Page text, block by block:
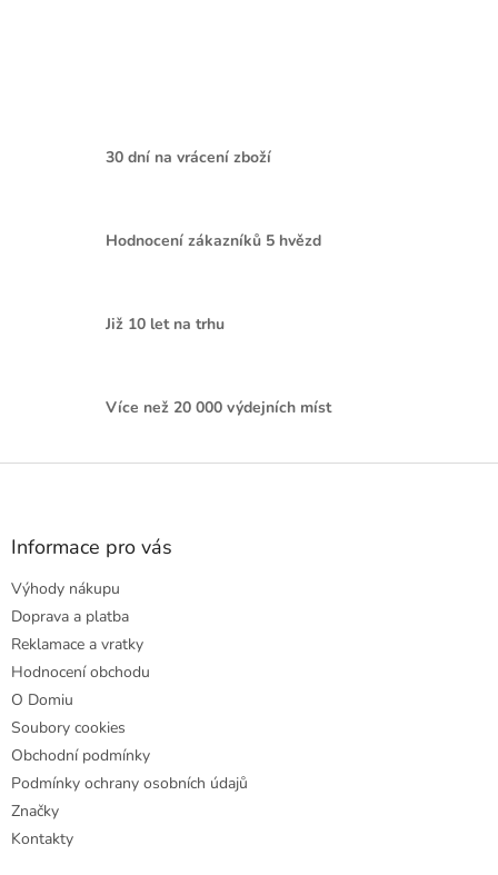
30 dní na vrácení zboží
Hodnocení zákazníků 5 hvězd
Již 10 let na trhu
Více než 20 000 výdejních míst
Z
Informace pro vás
Výhody nákupu
Doprava a platba
Reklamace a vratky
Hodnocení obchodu
O Domiu
Soubory cookies
Obchodní podmínky
Podmínky ochrany osobních údajů
Značky
Kontakty